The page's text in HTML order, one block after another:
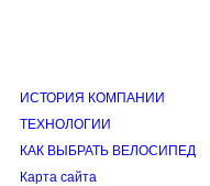
ИСТОРИЯ КОМПАНИИ
ТЕХНОЛОГИИ
КАК ВЫБРАТЬ ВЕЛОСИПЕД
Карта сайта